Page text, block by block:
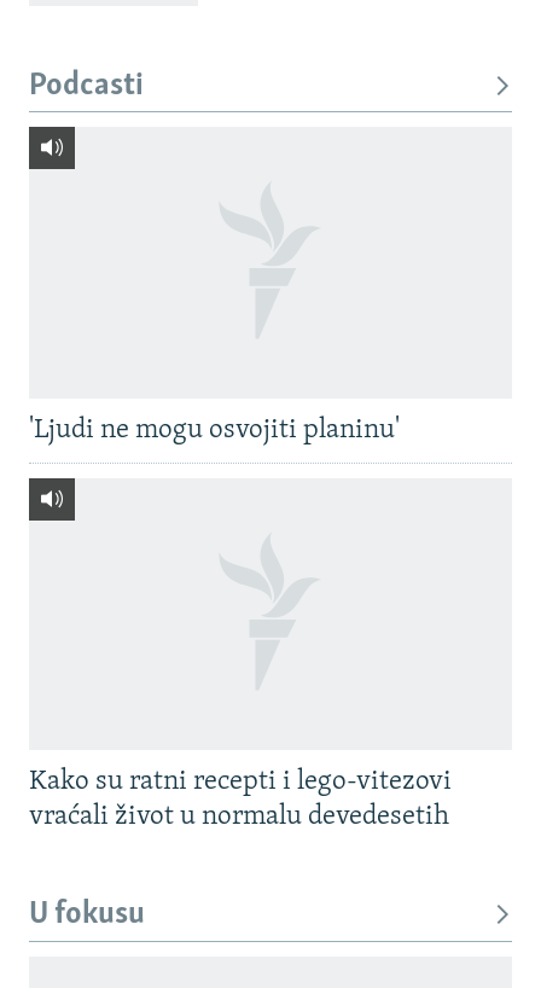
Podcasti
'Ljudi ne mogu osvojiti planinu'
Kako su ratni recepti i lego-vitezovi
vraćali život u normalu devedesetih
U fokusu